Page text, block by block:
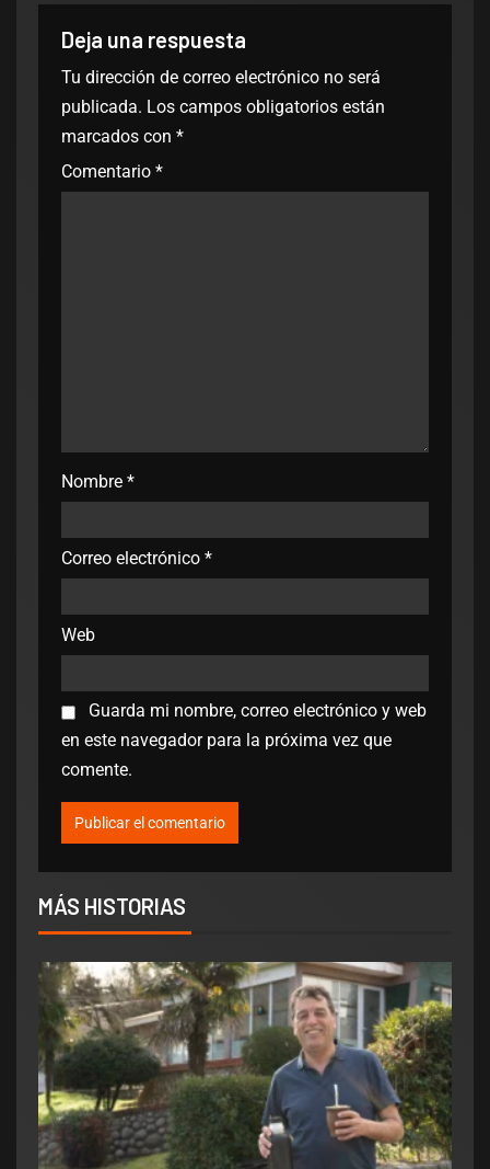
Deja una respuesta
Tu dirección de correo electrónico no será
publicada. Los campos obligatorios están
marcados con *
Comentario *
Nombre *
Correo electrónico *
Web
Guarda mi nombre, correo electrónico y web
en este navegador para la próxima vez que
comente.
MÁS HISTORIAS